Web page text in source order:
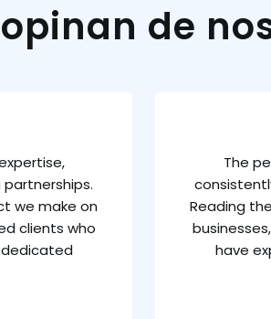
de
we make on
clients who
dedicated
The
Reading
have